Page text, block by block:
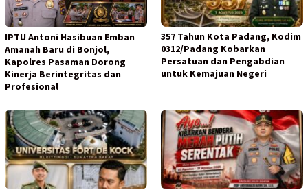
IPTU Antoni Hasibuan Emban
Amanah Baru di Bonjol,
Kapolres Pasaman Dorong
Kinerja Berintegritas dan
Profesional
357 Tahun Kota Padang, Kodim
0312/Padang Kobarkan
Persatuan dan Pengabdian
untuk Kemajuan Negeri